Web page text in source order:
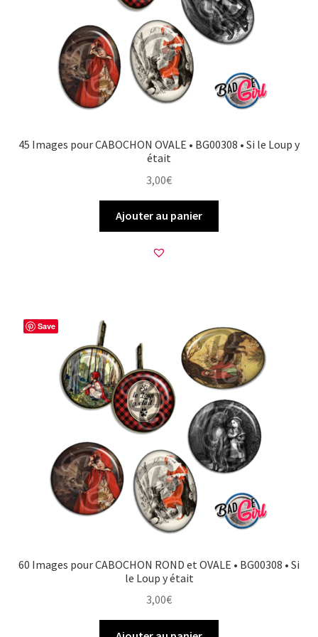
Mon compte
Wishlist
Panier
Politique de Confidentialité
Validation de la commande
45 Images pour CABOCHON OVALE • BG00308 • Si le Loup y
était
3,00€
Ajouter au panier
Save
60 Images pour CABOCHON ROND et OVALE • BG00308 • Si
le Loup y était
3,00€